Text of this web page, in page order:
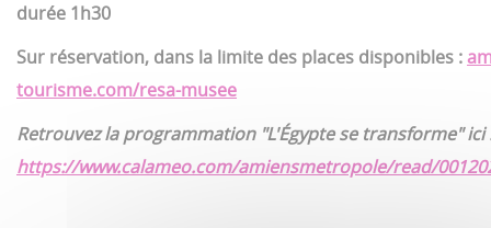
durée 1h30
Sur réservation, dans la limite des places disponibles :
tourisme.com/resa-musee
Retrouvez la programmation"L'Égypte se transforme"ici
https://www.calameo.com/amiensmetropole/read/